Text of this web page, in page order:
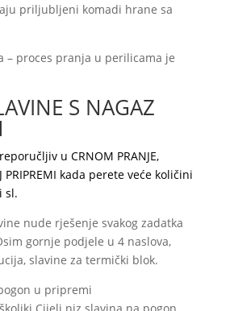
priljubljeni komadi hrane sa
– proces pranja u perilicama je
S NAGAZ
u CRNOM PRANJE,
PRIPREMI kada perete veće količini
sl.
nude rješenje svakog zadatka
gornje podjele u 4 naslova,
slavine za termički blok.
u pripremi